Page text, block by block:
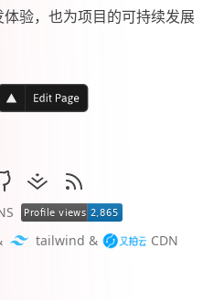
验，也为项目的可持续发展
juejin
rss
tailwind & CDN